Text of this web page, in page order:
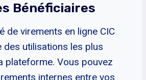
Bénéficiaires
de virements en ligne CIC
des utilisations les plus
plateforme. Vous pouvez
internes entre vos